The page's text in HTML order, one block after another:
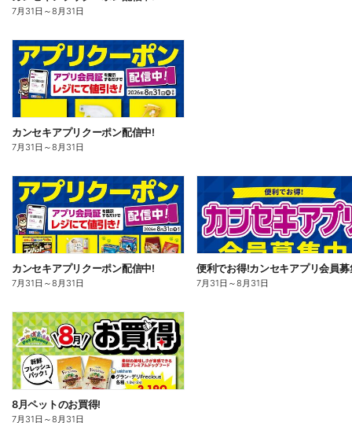
7月31日 ～8月31日
カンセキアプリクーポン配信中!
7月31日 ～8月31日
カンセキアプリクーポン配信中!
7月31日 ～8月31日 7月31日 ～8月31日
8月ペットのお買得!
7月31日 ～8月31日